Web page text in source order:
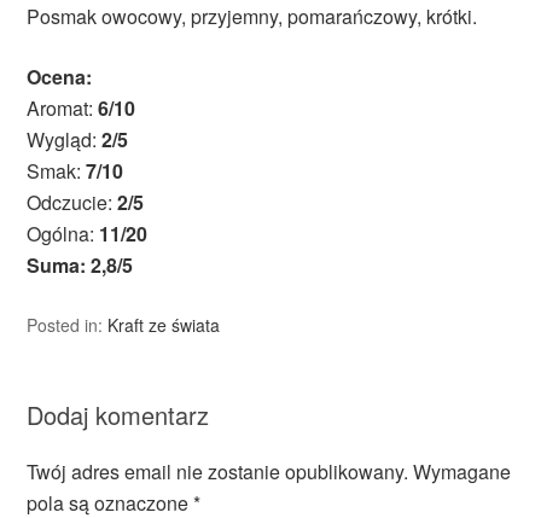
Posmak owocowy, przyjemny, pomarańczowy, krótki.
Ocena:
Aromat:6/10
Wygląd:2/5
Smak:7/10
Odczucie:2/5
Ogólna: 11/20
Suma: 2,8/5
Posted in: Kraft ze świata
Dodaj komentarz
Twój adres email nie zostanie opublikowany. Wymagane
pola są oznaczone*